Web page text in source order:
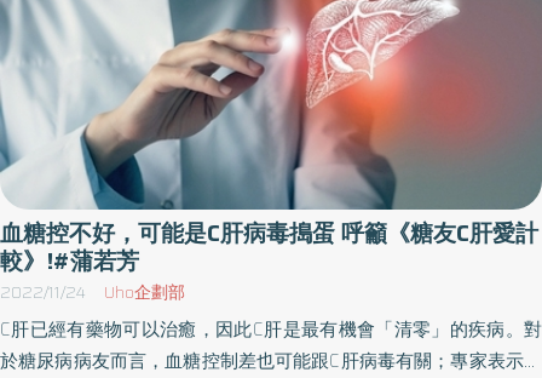
國立陽明交通大學前校長郭旭崧教授、台北醫學大學數據處數據長
許明暉教授、衛生福利部中央健康保險署醫務管理組黃兆杰組長、
輔大附設醫院副院長江福田醫師、國衛院群體健康科學研究所所長
邱弘毅博士、數位發展部數位產業署署長呂正華與產業界代表台灣
羅氏醫療診斷設備公司總經理吳慶城等人皆應邀出席。 輔大醫學院
葉炳強院長開幕致詞時指出，此次大力邀集海內外產官學專家齊聚
一堂，企盼為我國數位技術在醫療健康領域發展發揮影響力，攜手
提高病患照護品質與醫療效能。主辦單位輔大數據科學中心執行長
蒲若芳博士表示，期待透過國內外專家學者集思廣益，促進病患參
與數位健康、加強臨床實踐和健康政策之間的溝通與協作，以推動
數位健康技術在醫療健康領域的應用與發展。 數位健康助益廣，有
血糖控不好，可能是C肝病毒搗蛋 呼籲《糖友C肝愛計
較》!#蒲若芳
2022/11/24 Uho企劃部
C肝已經有藥物可以治癒，因此C肝是最有機會「清零」的疾病。對
於糖尿病病友而言，血糖控制差也可能跟C肝病毒有關；專家表示，